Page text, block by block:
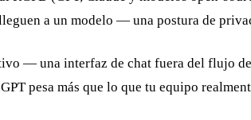
a un modelo — una postura de
— una interfaz de chat fuera del flujo
pesa más que lo que tu equipo